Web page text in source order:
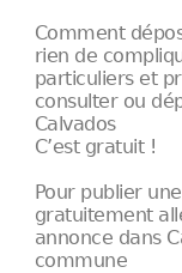
Comment
rien de
particuliers et
consulter ou
Calvados
C’est gratuit !
Pour publier
gratuitement
annonce dans
commune